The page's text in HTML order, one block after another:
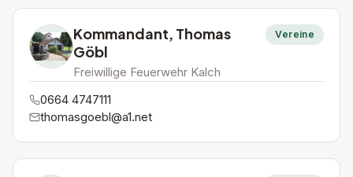
Kommandant, Thomas
Göbl
Freiwillige Feuerwehr Kalch
Vereine
0664 4747111
thomasgoebl@a1.net